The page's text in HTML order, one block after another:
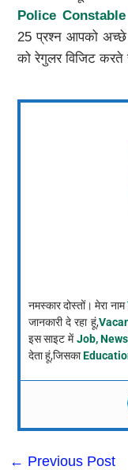
Police
25 प्रश्न आपको अच्छे
को रेगुलर विजिट करते
नमस्कार दोस्तों। मेरा नाम
जानकारी दे रहा हूं,
इस साइट मेंJob,
देता हूं,जिसका
← Previous Post